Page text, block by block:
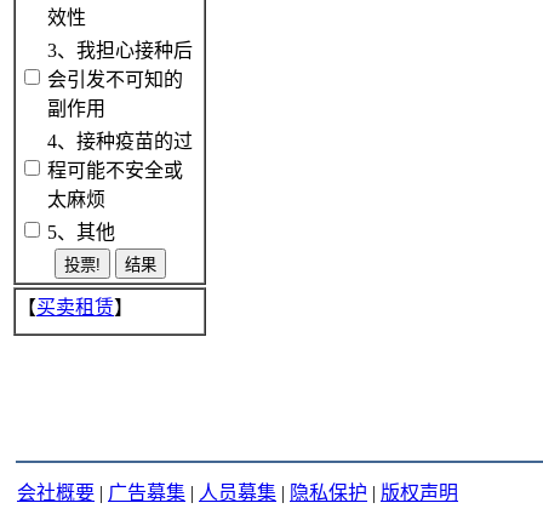
效性
3、我担心接种后
会引发不可知的
副作用
4、接种疫苗的过
程可能不安全或
太麻烦
5、其他
【买卖租赁】
会社概要 | 广告募集 | 人员募集 | 隐私保护 | 版权声明